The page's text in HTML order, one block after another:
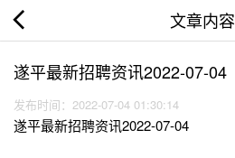
文章内容
遂平最新招聘资讯2022-07-04
发布时间：2022-07-04 01:30:14
遂平最新招聘资讯2022-07-04